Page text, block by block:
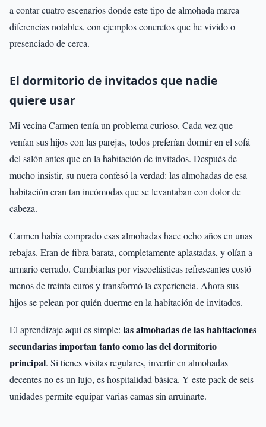
a contar cuatro escenarios donde este tipo de almohada marca
diferencias notables, con ejemplos concretos que he vivido o
presenciado de cerca.
El dormitorio de invitados que nadie
quiere usar
Mi vecina Carmen tenía un problema curioso. Cada vez que
venían sus hijos con las parejas, todos preferían dormir en el sofá
del salón antes que en la habitación de invitados. Después de
mucho insistir, su nuera confesó la verdad: las almohadas de esa
habitación eran tan incómodas que se levantaban con dolor de
cabeza.
Carmen había comprado esas almohadas hace ocho años en unas
rebajas. Eran de fibra barata, completamente aplastadas, y olían a
armario cerrado. Cambiarlas por viscoelásticas refrescantes costó
menos de treinta euros y transformó la experiencia. Ahora sus
hijos se pelean por quién duerme en la habitación de invitados.
El aprendizaje aquí es simple: las almohadas de las habitaciones
secundarias importan tanto como las del dormitorio
principal. Si tienes visitas regulares, invertir en almohadas
decentes no es un lujo, es hospitalidad básica. Y este pack de seis
unidades permite equipar varias camas sin arruinarte.